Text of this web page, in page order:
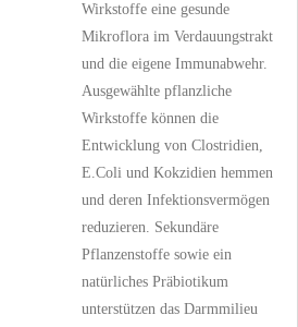
Wirkstoffe eine gesunde
Mikroflora im Verdauungstrakt
und die eigene Immunabwehr.
Ausgewählte pflanzliche
Wirkstoffe können die
Entwicklung von Clostridien,
E.Coli und Kokzidien hemmen
und deren Infektionsvermögen
reduzieren. Sekundäre
Pflanzenstoffe sowie ein
natürliches Präbiotikum
unterstützen das Darmmilieu